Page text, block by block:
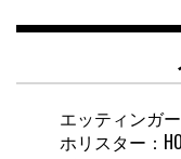
内
索
エッティンガー
ホリスター：